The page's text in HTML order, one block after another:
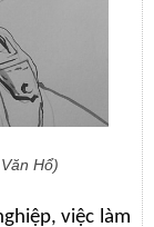
Hổ)
việc làm